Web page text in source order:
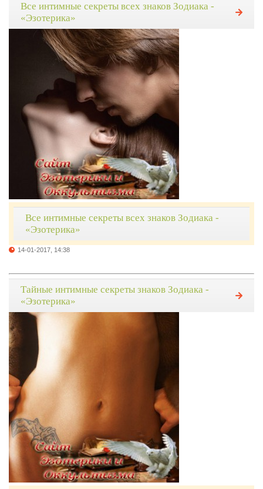
Все интимные секреты всех знаков Зодиака -
«Эзотерика»
Все интимные секреты всех знаков Зодиака -
«Эзотерика»
14-01-2017, 14:38
Тайные интимные секреты знаков Зодиака -
«Эзотерика»